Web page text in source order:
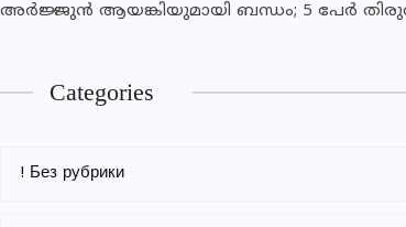
അര്‍ജ്ജുന്‍ ആയങ്കിയുമായി ബന്ധം; 5 പേര്‍
Categories
! Без рубрики